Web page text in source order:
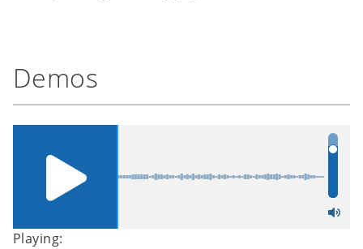
Demos
Playing: